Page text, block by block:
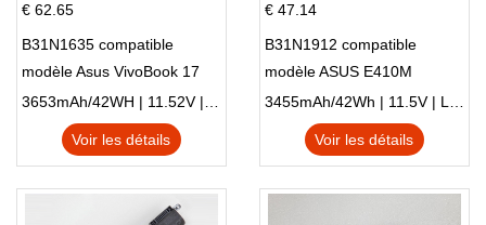
€ 62.65
B31N1635 compatible
modèle Asus VivoBook 17
X705NC X705UA X705UV
X705UN X705UD
3653mAh/42WH | 11.52V | Li-ion ...
Voir les détails
€ 47.14
B31N1912 compatible
modèle ASUS E410M
E410MA L410MA
3455mAh/42Wh | 11.5V | Li-ion ...
Voir les détails